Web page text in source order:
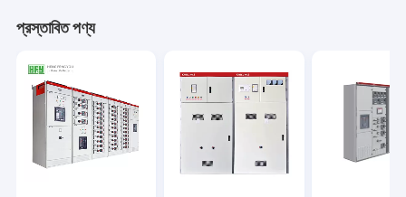
প্রস্তাবিত পণ্য